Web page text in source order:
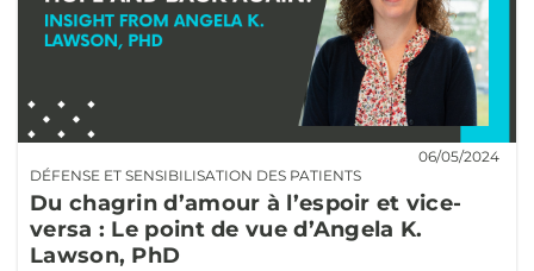
DÉFENSE ET SENSIBILISATION DES PATIENTS
06/05/2024
Du chagrin d’amour à l’espoir et vice-
versa : Le point de vue d’Angela K.
Lawson, PhD